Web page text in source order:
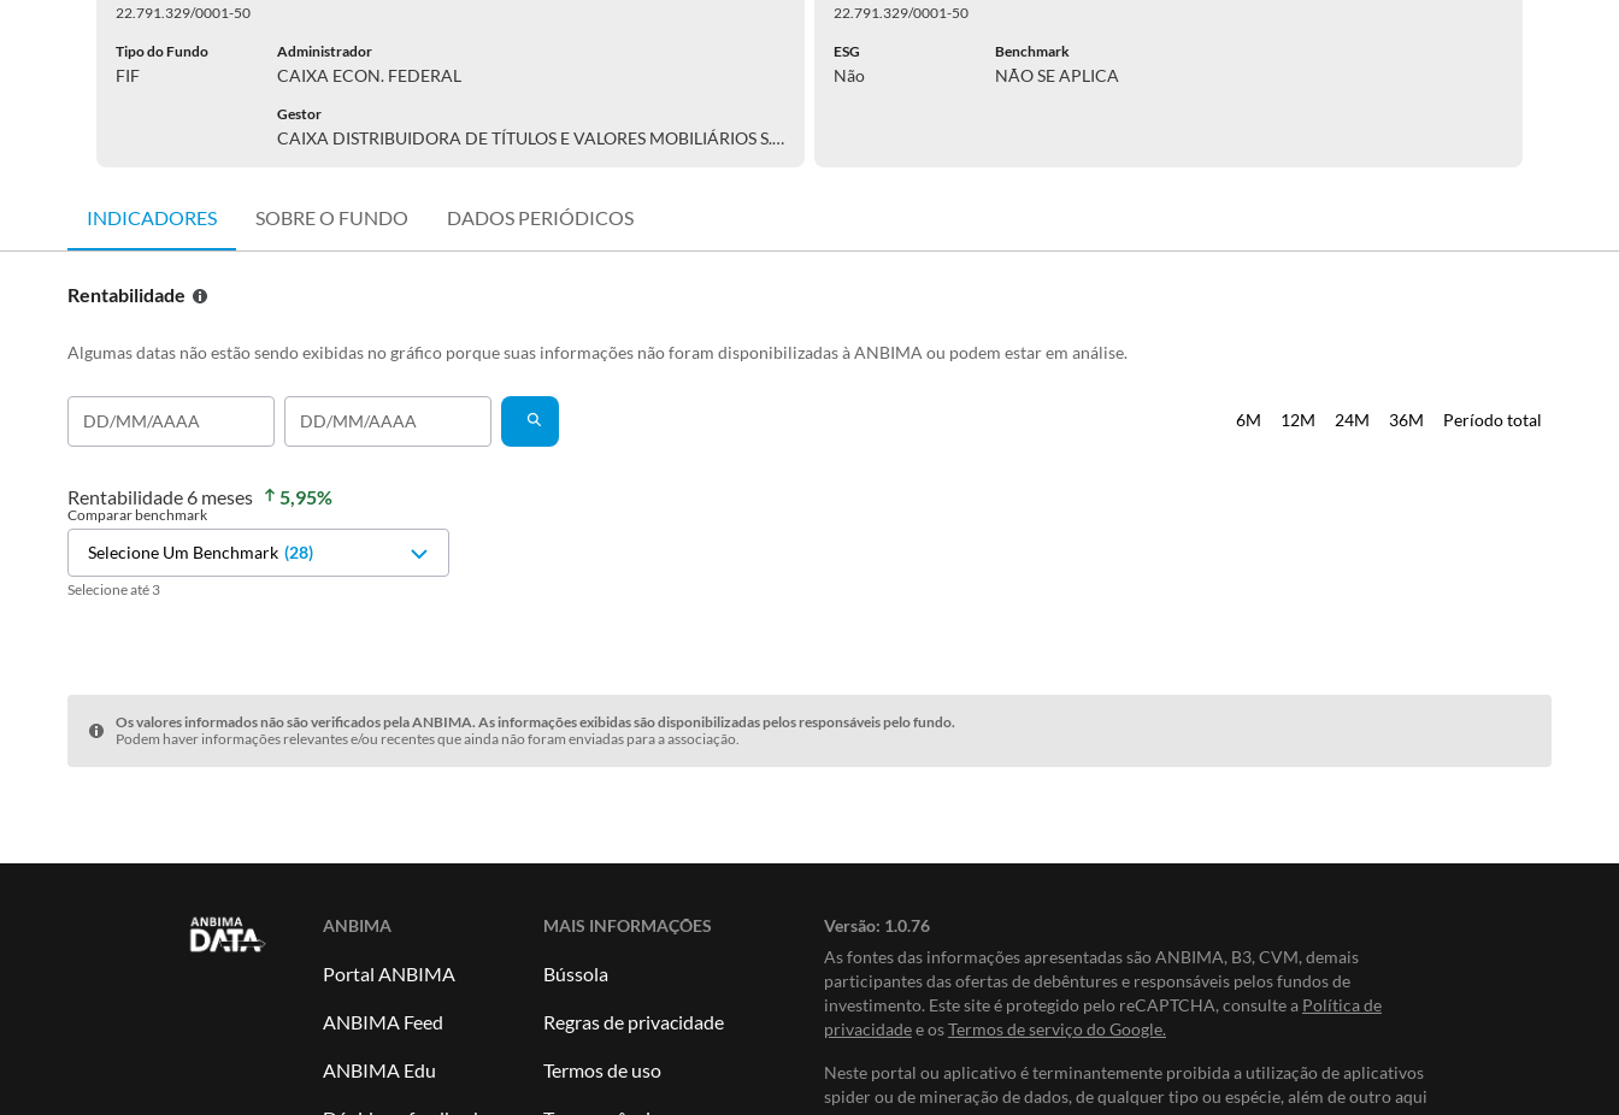
22.791.329/0001-50
Tipo do Fundo
FIF
Administrador
CAIXA ECON. FEDERAL
Gestor
CAIXA DISTRIBUIDORA DE TÍTULOS E VALORES MOBILIÁRIOS S.A.
22.791.329/0001-50
ESG
Não
Benchmark
NÃO SE APLICA
INDICADORES SOBRE O FUNDO DADOS PERIÓDICOS
Rentabilidade
Algumas datas não estão sendo exibidas no gráfico porque suas informações não foram disponibilizadas à ANBIMA ou podem estar em análise.
6M 12M 24M 36M Período total
Rentabilidade 6 meses 5,95%
Comparar benchmark
Selecione Um Benchmark (28)
Selecione até 3
Os valores informados não são verificados pela ANBIMA. As informações exibidas são disponibilizadas pelos responsáveis pelo fundo.
Podem haver informações relevantes e/ou recentes que ainda não foram enviadas para a associação.
ANBIMA
Portal ANBIMA
ANBIMA Feed
ANBIMA Edu
MAIS INFORMAÇÕES
Bússola
Regras de privacidade
Termos de uso
Versão: 1.0.76
As fontes das informações apresentadas são ANBIMA, B3, CVM, demais
participantes das ofertas de debêntures e responsáveis pelos fundos de
investimento. Este site é protegido pelo reCAPTCHA, consulte a Política de
privacidadee osTermos de serviço do Google.
Neste portal ou aplicativo é terminantemente proibida a utilização de aplicativos
spider ou de mineração de dados, de qualquer tipo ou espécie, além de outro aqui